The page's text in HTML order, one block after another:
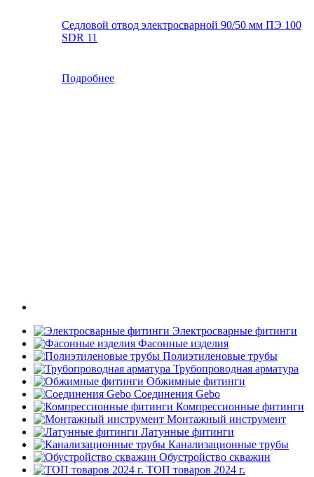
Седловой отвод электросварной 90/50 мм ПЭ 100
SDR 11
Подробнее
Электросварные фитинги
Фасонные изделия
Полиэтиленовые трубы
Трубопроводная арматура
Обжимные фитинги
Соединения Gebo
Компрессионные фитинги
Монтажный инструмент
Латунные фитинги
Канализационные трубы
Обустройство скважин
ТОП товаров 2024 г.